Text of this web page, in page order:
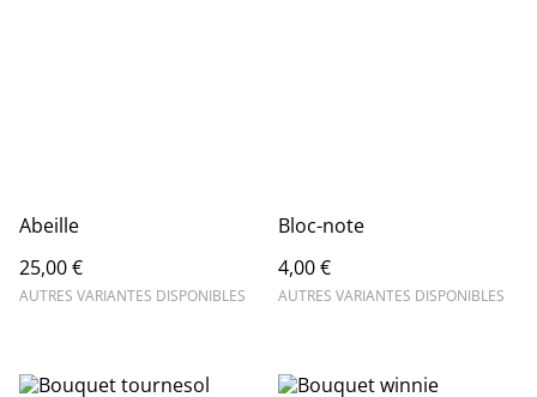
Abeille
25,00 €
AUTRES VARIANTES DISPONIBLES
Bloc-note
4,00 €
AUTRES VARIANTES DISPONIBLES